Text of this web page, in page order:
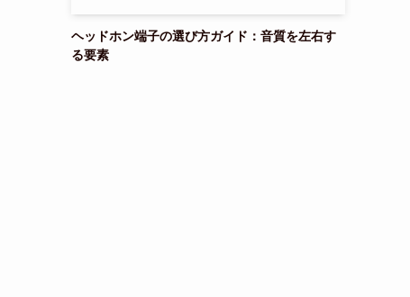
ヘッドホン端子の選び方ガイド：音質を左右す
る要素